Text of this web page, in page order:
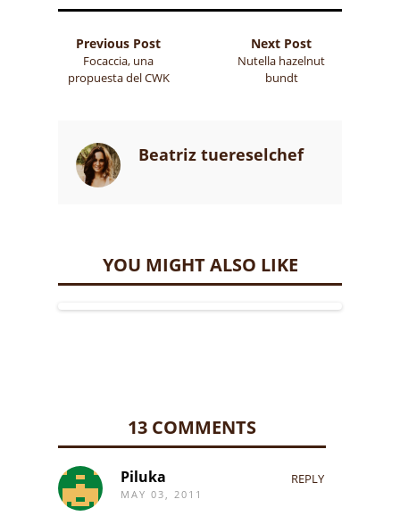
Previous Post
Focaccia, una
propuesta del CWK
Next Post
Nutella hazelnut
bundt
Beatriz tuereselchef
YOU MIGHT ALSO LIKE
13 COMMENTS
Piluka
MAY 03, 2011
REPLY